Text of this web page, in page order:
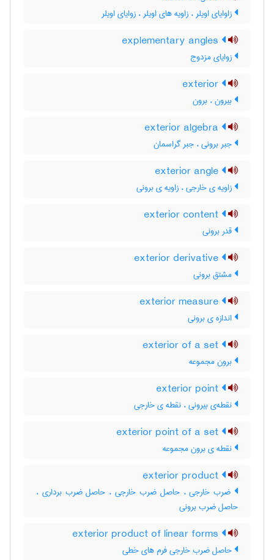
زاوایای اویلر ، زاویه های اویلر ، زوایای اویلر
زوایای مزدوج
بیرون ، برون
جبر برونی ، جبر گراسمان
زاویه ی خارجی ، زاویه ی برونی
قدر برونی
مشتق برونی
اندازه ی برونی
برون مجموعه
نقطه‌ی بیرونی ، نقطه ی خارجی
نقطه ی برون مجموعه
ضرب خارجی ، حاصل ضرب خارجی ، حاصل ضرب برداری ،
حاصل ضرب برونی
حاصل ضرب خارجی فرم های خطی